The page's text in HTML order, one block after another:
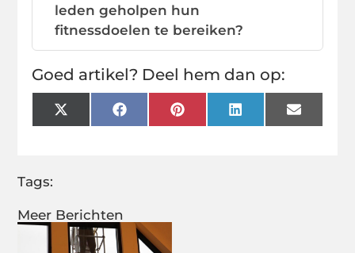
Meer Berichten
leden geholpen hun
fitnessdoelen te bereiken?
Goed artikel? Deel hem dan op:
X
(Twitter)
FacebookPinterestLinkedInEmail
Tags: